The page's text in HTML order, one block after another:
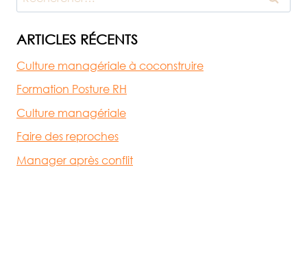
ARTICLES RÉCENTS
Culture managériale à coconstruire
Formation Posture RH
Culture managériale
Faire des reproches
Manager après conflit